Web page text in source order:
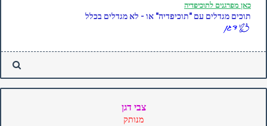
כאן מפרגנים לתוכיפדיה
תוכים מגדלים עם "תוכיפדיה" או - לא מגדלים בכלל
צבי דגן
מנותק